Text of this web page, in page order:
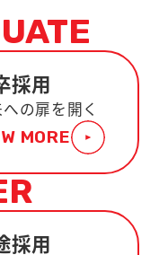
採用
の扉を開く
MORE
採用